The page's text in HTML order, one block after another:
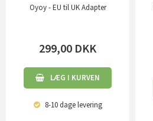
Oyoy - EU til UK Adapter
299,00 DKK
LÆG I KURVEN
8-10 dagelevering